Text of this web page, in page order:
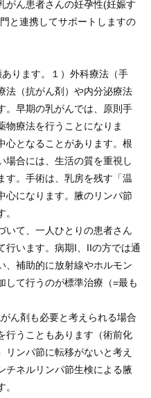
医学研究院
歯学研究院
研究所
薬学研究院
学
別府病院
がん患者さんの妊孕性(妊娠す
と連携してサポートしますの
ります。１）外科療法（手
法（抗がん剤）や内分泌療法
。早期の乳がんでは、原則手
物療法を行うことになりま
心となることがあります。根
場合には、生活の質を重視し
す。手術は、乳房を残す「温
心になります。腋のリンパ節
いて、一人ひとりの患者さん
行います。病期I、IIの方では通
、補助的に放射線やホルモン
して行うのが標準治療（=最も
ん剤も必要と考えられる場合
行うこともあります（術前化
リンパ節に転移がないと考え
チネルリンパ節生検による腋